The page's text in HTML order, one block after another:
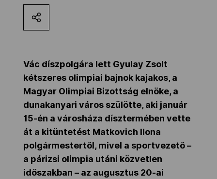
Kettőskarrier-program
NOB
Társszervezetek
OVEP
Adatbank
Vác díszpolgára lett Gyulay Zsolt
kétszeres olimpiai bajnok kajakos, a
Magyar Olimpiai Bizottság elnöke, a
dunakanyari város szülötte, aki január
15-én a városháza dísztermében vette
át a kitüntetést Matkovich Ilona
polgármestertől, mivel a sportvezető –
a párizsi olimpia utáni közvetlen
időszakban – az augusztus 20-ai